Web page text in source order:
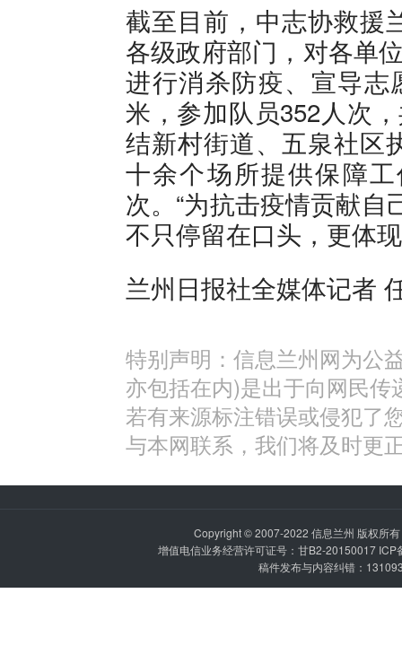
截至目前，中志协救援
各级政府部门，对各单
进行消杀防疫、宣导志
米，参加队员352人次
结新村街道、五泉社区
十余个场所提供保障
次。“为抗击疫情贡献自
不只停留在口头，更体
兰州日报社全媒体记者
特别声明：信息兰州网为公
亦包括在内)是出于向网民
若有来源标注错误或侵犯了
与本网联系，我们将及时更
Copyright © 2007-2022 信息兰州 版权所
增值电信业务经营许可证号：甘B2-20150017 ICP
稿件发布与内容纠错：